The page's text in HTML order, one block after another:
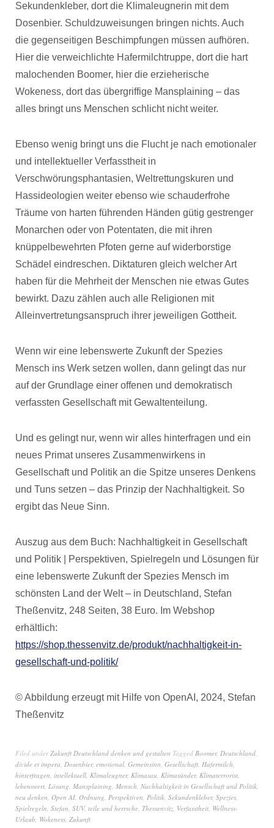
Sekundenkleber, dort die Klimaleugnerin mit dem
Dosenbier. Schuldzuweisungen bringen nichts. Auch
die gegenseitigen Beschimpfungen müssen aufhören.
Hier die verweichlichte Hafermilchtruppe, dort die hart
malochenden Boomer, hier die erzieherische
Wokeness, dort das übergriffige Mansplaining – das
alles bringt uns Menschen schlicht nicht weiter.
Ebenso wenig bringt uns die Flucht je nach emotionaler
und intellektueller Verfasstheit in
Verschwörungsphantasien, Weltrettungskuren und
Hassideologien weiter ebenso wie schauderfrohe
Träume von harten führenden Händen gütig gestrenger
Monarchen oder von Potentaten, die mit ihren
knüppelbewehrten Pfoten gerne auf widerborstige
Schädel eindreschen. Diktaturen gleich welcher Art
haben für die Mehrheit der Menschen nie etwas Gutes
bewirkt. Dazu zählen auch alle Religionen mit
Alleinvertretungsanspruch ihrer jeweiligen Gottheit.
Wenn wir eine lebenswerte Zukunft der Spezies
Mensch ins Werk setzen wollen, dann gelingt das nur
auf der Grundlage einer offenen und demokratisch
verfassten Gesellschaft mit Gewaltenteilung.
Und es gelingt nur, wenn wir alles hinterfragen und ein
neues Primat unseres Zusammenwirkens in
Gesellschaft und Politik an die Spitze unseres Denkens
und Tuns setzen – das Prinzip der Nachhaltigkeit. So
ergibt das Neue Sinn.
Auszug aus dem Buch: Nachhaltigkeit in Gesellschaft
und Politik | Perspektiven, Spielregeln und Lösungen für
eine lebenswerte Zukunft der Spezies Mensch im
schönsten Land der Welt – in Deutschland, Stefan
Theßenvitz, 248 Seiten, 38 Euro. Im Webshop
erhältlich:
https://shop.thessenvitz.de/produkt/nachhaltigkeit-in-
gesellschaft-und-politik/
© Abbildung erzeugt mit Hilfe von OpenAI, 2024, Stefan
Theßenvitz
Filed underZukunft Deutschland denken und gestalten Tagged Boomer, Deutschland,
divide et impera, Dosenbier, emotional, Gemeinsinn, Gesellschaft, Hafermilch,
hinterfragen, intellektuell, Klimaleugner, Klimasau, Klimasünder, Klimaterrorist,
lebenswert, Lösung, Mansplaining, Mensch, Nachhaltigkeit in Gesellschaft und Politik,
neu denken, Open AI, Ordnung, Perspektiven, Politik, Sekundenkleber, Spezies,
Spielregeln, Stefan, SUV, teile und herrsche, Thessenvitz, Verfasstheit, Wellness-
Urlaub, Wokeness, Zukunft